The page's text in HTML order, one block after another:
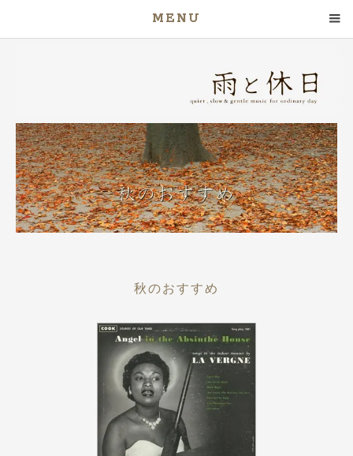
MENU
秋のおすすめ